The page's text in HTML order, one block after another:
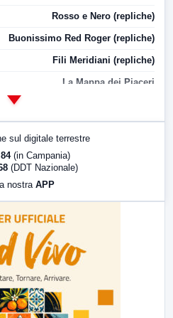
Rosso e Nero (repliche)
Buonissimo Red Roger (repliche)
Fili Meridiani (repliche)
La Mappa dei Piaceri
sul digitale terrestre
(in Campania)
(DDT Nazionale)
nostra APP